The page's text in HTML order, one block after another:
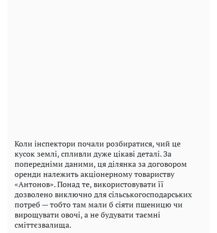
Коли інспектори почали розбиратися, чий це
кусок землі, спливли дуже цікаві деталі. За
попередніми даними, ця ділянка за договором
оренди належить акціонерному товариству
«Антонов». Понад те, використовувати її
дозволено виключно для сільськогосподарських
потреб — тобто там мали б сіяти пшеницю чи
вирощувати овочі, а не будувати таємні
сміттєзвалища.